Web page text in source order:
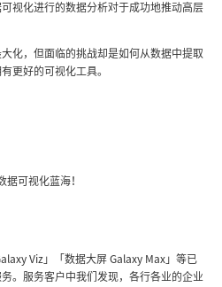
视化进行的数据分析对于成功地推动高层
化，但面临的挑战却是如何从数据中提取
更好的可视化工具。
据可视化蓝海！
Viz」「数据大屏 Galaxy Max」等已
。服务客户中我们发现，各行各业的企业